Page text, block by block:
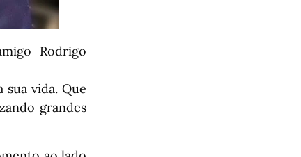
Rodrigo
sua vida. Que
grandes